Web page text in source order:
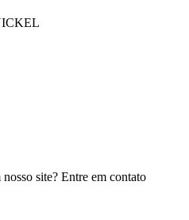
site? Entre em contato